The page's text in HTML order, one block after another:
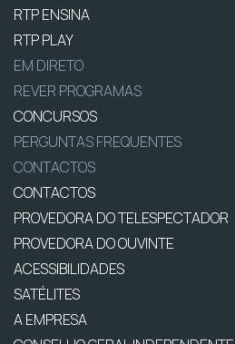
RTP ENSINA
RTP PLAY
EM DIRETO
REVER PROGRAMAS
CONCURSOS
PERGUNTAS FREQUENTES
CONTACTOS
CONTACTOS
PROVEDORA DO TELESPECTADOR
PROVEDORA DO OUVINTE
ACESSIBILIDADES
SATÉLITES
A EMPRESA